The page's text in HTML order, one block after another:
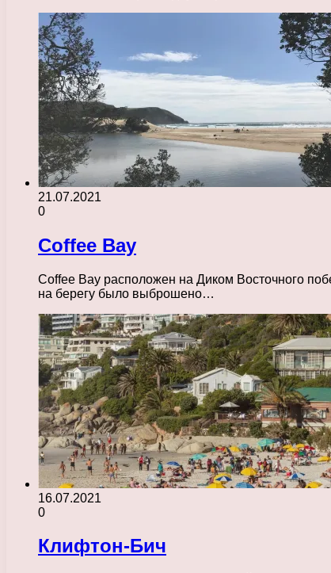
21.07.2021
0
Coffee Bay
Coffee Bay расположен на Диком Восточного
на берегу было выброшено…
16.07.2021
0
Клифтон-Бич